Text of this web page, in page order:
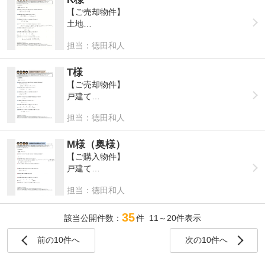
Q:最後に㈱タイヨーシステムサービスに一言お願
いいたします!
A:最後までよろしくお願いします。
Q:売却まで、期間はどのくらいかかりましたか？
A:3ヶ月
Q:当社の事をご家族やご友人などに紹介したいと
A: 1 2 3 4 ⑤
Q:最後に㈱タイヨーシステムサービスに一言お願
いいたします!
A:賃貸物件もお願いしたいと思います。
A:両親の意向により決まりました。
理由などございますか？
からです。
Q:売却まで、期間はどのくらいかかりましたか？
A:1ヶ月
思いますか？
A: 1 2 3 4 ⑤
Q:最後に㈱タイヨーシステムサービスに一言お願
いいたします!
A:この度はありがとうございました。高齢の両親
する事ができました！
Q:担当者の第一印象はいかがでしたか？
Q:ご自宅をご売却しようと思ったきっかけを教え
て頂けますか？
A:家が現在の自分たちに合わない
理由などございますか？
Q:売却まで、期間はどのくらいかかりましたか？
A:5ヶ月くらい
Q:当社の事をご家族やご友人などに紹介したいと
Q:最後に㈱タイヨーシステムサービスに一言お願
いいたします!
【ご売却物件】
土地
Q:㈱タイヨーシステムサービスを知っていただい
たきっかけを教えていただけますか？
A:病院に寄った際
Q:担当者の第一印象はいかがでしたか？
Q:ご自宅をご売却しようと思ったきっかけを教え
て頂けますか？
A:終活の為
理由などございますか？
頂きました。
Q:売却まで、期間はどのくらいかかりましたか？
担当：徳田和人
T様
【ご売却物件】
戸建て
Q:㈱タイヨーシステムサービスを知っていただい
たきっかけを教えていただけますか？
A:後から知りました。
椎葉工務店だと思っていた。
A:好印象で、真面目そう
Q:ご自宅をご売却しようと思ったきっかけを教え
て頂けますか？
A:引っ越しの為
担当：徳田和人
M様（奥様）
【ご購入物件】
戸建て
Q:㈱タイヨーシステムサービスを知って頂いたき
っかけを教えて頂けますか？
A:ネット
Q:担当者の第一印象また対応などはいかがでした
か？
担当：徳田和人
該当公開件数： 35件 11～20件表示
前の10件へ 次の10件へ